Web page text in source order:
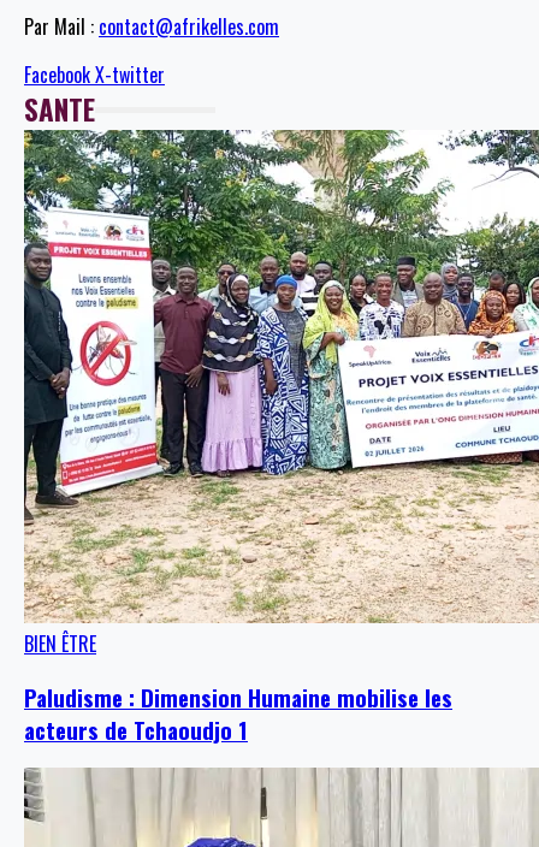
Par Mail : contact@afrikelles.com
FacebookX-twitter
SANTE
BIEN ÊTRE
Paludisme : Dimension Humaine mobilise les
acteurs de Tchaoudjo 1